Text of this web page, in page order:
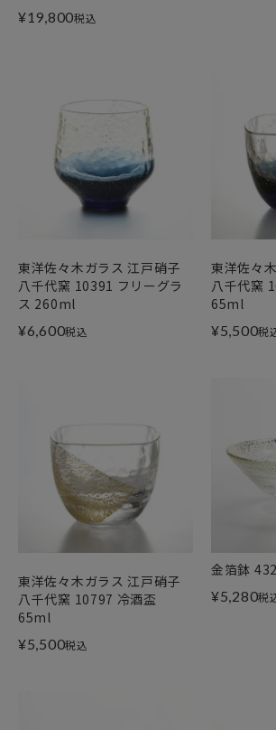
¥19,800税込
東洋佐々木ガラス 江戸硝子
八千代窯 10391 フリーグラ
ス 260ml
¥6,600税込
東洋佐々
八千代窯
65ml
¥5,500税
東洋佐々木ガラス 江戸硝子
八千代窯 10797 冷酒盃
65ml
¥5,500税込
金箔鉢
¥5,280税